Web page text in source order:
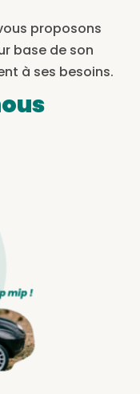
proposons
base de son
à ses besoins.